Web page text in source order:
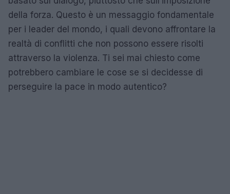
della forza. Questo è un messaggio fondamentale
per i leader del mondo, i quali devono affrontare la
realtà di conflitti che non possono essere risolti
attraverso la violenza. Ti sei mai chiesto come
potrebbero cambiare le cose se si decidesse di
perseguire la pace in modo autentico?